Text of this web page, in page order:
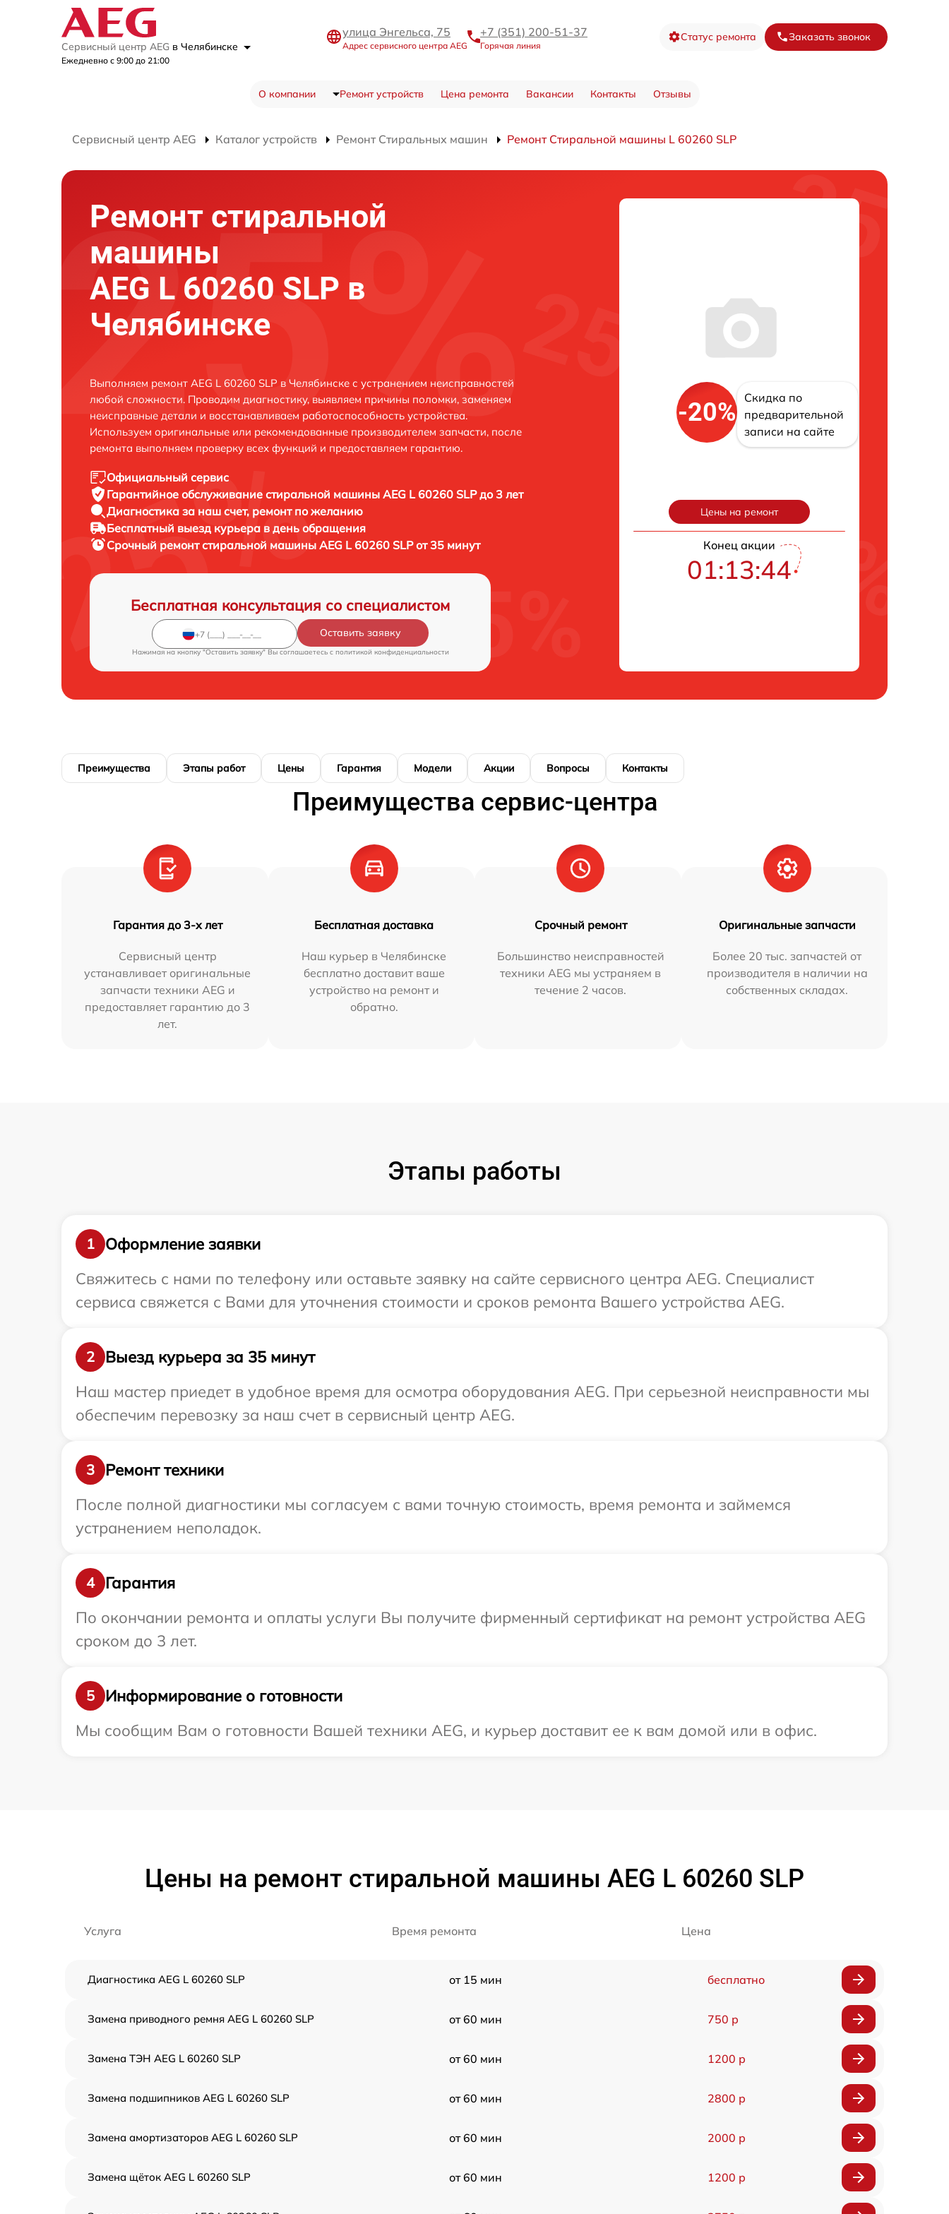
Сервисный центр AEG в Челябинске
Ежедневно с 9:00 до 21:00
улица Энгельса, 75
Адрес сервисного центра AEG
+7 (351) 200-51-37
Горячая линия
Статус ремонта Заказать звонок
О компании Ремонт устройств Цена ремонта Вакансии Контакты Отзывы
Сервисный центр AEG Каталог устройств Ремонт Стиральных машин Ремонт Стиральной машины L 60260 SLP
Ремонт стиральной
машины
AEG L 60260 SLP в
Челябинске
Выполняем ремонт AEG L 60260 SLP в Челябинске с устранением неисправностей
любой сложности. Проводим диагностику, выявляем причины поломки, заменяем
неисправные детали и восстанавливаем работоспособность устройства.
Используем оригинальные или рекомендованные производителем запчасти, после
ремонта выполняем проверку всех функций и предоставляем гарантию.
Официальный сервис
Гарантийное обслуживание стиральной машины AEG L 60260 SLP до 3 лет
Диагностика за наш счет, ремонт по желанию
Бесплатный выезд курьера в день обращения
Срочный ремонтстиральной машины AEG L 60260 SLP от 35 минут
Бесплатная консультация со специалистом
Оставить заявку
Нажимая на кнопку "Оставить заявку" Вы соглашаетесь c политикой конфиденциальности
-20%
Скидка по
предварительной
записи на сайте
Цены на ремонт
Конец акции
01:13:43
Преимущества Этапы работ Цены Гарантия Модели Акции Вопросы Контакты
Преимущества сервис-центра
Гарантия до 3-х лет
Сервисный центр
устанавливает оригинальные
запчасти техники AEG и
предоставляет гарантию до 3
лет.
Бесплатная доставка
Наш курьер в Челябинске
бесплатно доставит ваше
устройство на ремонт и
обратно.
Срочный ремонт
Большинство неисправностей
техники AEG мы устраняем в
течение 2 часов.
Оригинальные запчасти
Более 20 тыс. запчастей от
производителя в наличии на
собственных складах.
Этапы работы
1
Оформление заявки
Свяжитесь с нами по телефону или оставьте заявку на сайте сервисного центра AEG. Специалист
сервиса свяжется с Вами для уточнения стоимости и сроков ремонта Вашего устройства AEG.
2
Выезд курьера за 35 минут
Наш мастер приедет в удобное время для осмотра оборудования AEG. При серьезной неисправности мы
обеспечим перевозку за наш счет в сервисный центр AEG.
3
Ремонт техники
После полной диагностики мы согласуем с вами точную стоимость, время ремонта и займемся
устранением неполадок.
4
Гарантия
По окончании ремонта и оплаты услуги Вы получите фирменный сертификат на ремонт устройства AEG
сроком до 3 лет.
5
Информирование о готовности
Мы сообщим Вам о готовности Вашей техники AEG, и курьер доставит ее к вам домой или в офис.
Цены на ремонт стиральной машины AEG L 60260 SLP
Услуга Время ремонта Цена
Диагностика AEG L 60260 SLP от 15 мин бесплатно
Замена приводного ремня AEG L 60260 SLP от 60 мин 750 р
Замена ТЭН AEG L 60260 SLP от 60 мин 1200 р
Замена подшипников AEG L 60260 SLP от 60 мин 2800 р
Замена амортизаторов AEG L 60260 SLP от 60 мин 2000 р
Замена щёток AEG L 60260 SLP от 60 мин 1200 р